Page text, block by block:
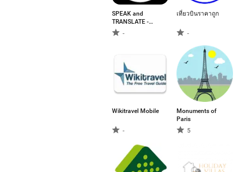
SPEAK and
TRANSLATE -
English, Spanish,
French, Italian
TRANSLATOR
-
เที่ยวบินราคาถูก
-
Wikitravel Mobile
-
Monuments of
Paris
5